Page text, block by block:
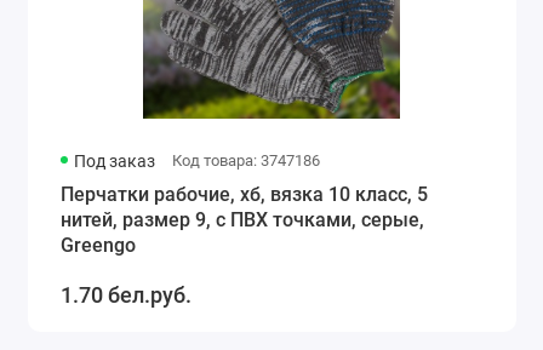
Под заказ Код товара: 3747186
Перчатки рабочие, хб, вязка 10 класс, 5
нитей, размер 9, с ПВХ точками, серые,
Greengo
1.70 бел.руб.